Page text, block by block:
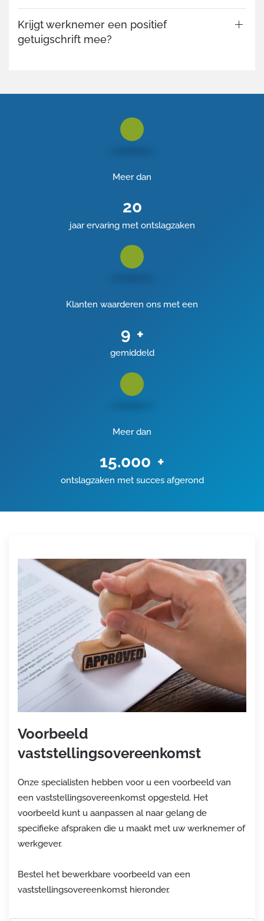
Krijgt werknemer een positief
getuigschrift mee?
Meer dan
20
jaar ervaring met ontslagzaken
Klanten waarderen ons met een
9 +
gemiddeld
Meer dan
15.000 +
ontslagzaken met succes afgerond
Voorbeeld
vaststellingsovereenkomst
Onze specialisten hebben voor u een voorbeeld van
een vaststellingsovereenkomst opgesteld. Het
voorbeeld kunt u aanpassen al naar gelang de
specifieke afspraken die u maakt met uw werknemer of
werkgever.
Bestel het bewerkbare voorbeeld van een
vaststellingsovereenkomst hieronder.